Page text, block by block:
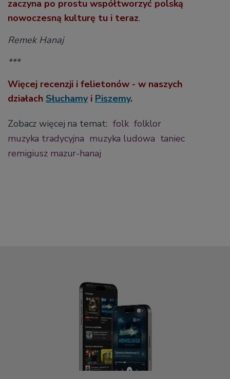
zaczyna po prostu współtworzyć polską
nowoczesną kulturę tu i teraz.
Remek Hanaj
***
Więcej recenzji i felietonów - w naszych
działach Słuchamy i Piszemy.
Zobacz więcej na temat: folk folklor
muzyka tradycyjna muzyka ludowa taniec
remigiusz mazur-hanaj